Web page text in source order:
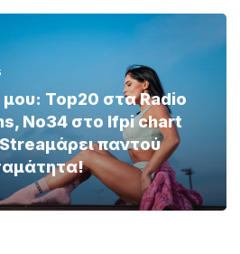
μου: Top20 στα Radio
No34 στο Ifpi chart
Streaμάρει παντού